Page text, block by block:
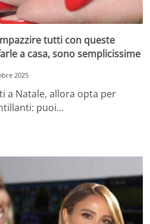
tutti con queste
a casa, sono semplicissime
2025
a Natale, allora opta per
puoi…